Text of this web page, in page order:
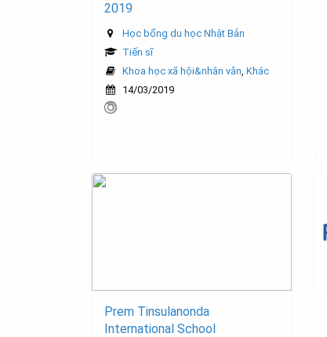
2019
Học bổng du học Nhật Bản
Tiến sĩ
Khoa học xã hội&nhân văn, Khác
14/03/2019
Prem Tinsulanonda
International School